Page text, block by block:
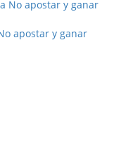
apostar y ganar